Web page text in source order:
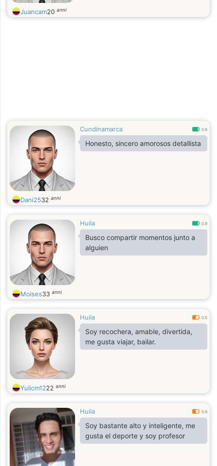
Juancam20 anni
Cundinamarca 0.8
Honesto, sincero amorosos detallista
Dani2532 anni
Huila 0.8
Busco compartir momentos junto a
alguien
Moises33 anni
Huila 0.5
Soy recochera, amable, divertida,
me gusta viajar, bailar.
Yulicm1222 anni
Huila 0.6
Soy bastante alto y inteligente, me
gusta el deporte y soy profesor